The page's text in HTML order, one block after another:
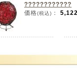
????????????
価格(税込) ：